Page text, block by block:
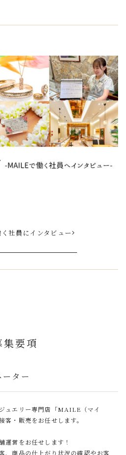
社員にインタビュー
集要項
ター
ュエリー専門店「MAILE（マイ
客・販売をお任せします。
運営をお任せします！
、商品の仕上がり状況の確認やお客